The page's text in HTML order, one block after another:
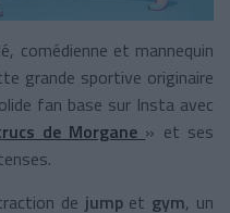
comédienne et mannequin
grande sportive originaire
fan base sur Insta avec
de Morgane » et ses
de jump et gym, un